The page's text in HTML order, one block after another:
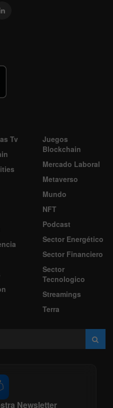
Tv
Juegos
Blockchain
Mercado Laboral
Metaverso
Mundo
NFT
Podcast
Sector Energético
Sector Financiero
Sector
Tecnologico
Streamings
Terra
Newsletter